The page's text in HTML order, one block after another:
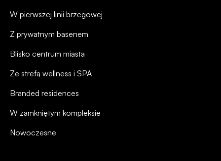
W pierwszej linii brzegowej
Z prywatnym basenem
Blisko centrum miasta
Ze strefą wellness i SPA
Branded residences
W zamkniętym kompleksie
Nowoczesne